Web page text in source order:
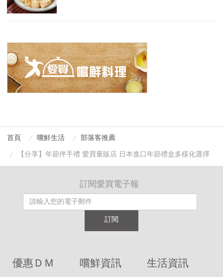
首頁 嚐鮮生活
部落客推薦
【分享】年節伴手禮 愛買量販店 日本進口年節禮盒多樣化選擇
訂閱愛買電子報
訂閱
優惠ＤＭ
嚐鮮資訊 生活資訊